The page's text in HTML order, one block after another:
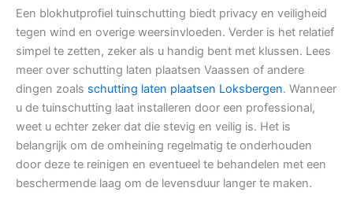
Een blokhutprofiel tuinschutting biedt privacy en veiligheid
tegen wind en overige weersinvloeden. Verder is het relatief
simpel te zetten, zeker als u handig bent met klussen. Lees
meer over schutting laten plaatsen Vaassen of andere
dingen zoals schutting laten plaatsen Loksbergen. Wanneer
u de tuinschutting laat installeren door een professional,
weet u echter zeker dat die stevig en veilig is. Het is
belangrijk om de omheining regelmatig te onderhouden
door deze te reinigen en eventueel te behandelen met een
beschermende laag om de levensduur langer te maken.